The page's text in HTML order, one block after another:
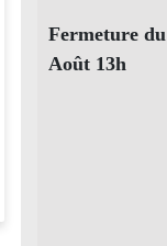
Fermeture
Août 13h